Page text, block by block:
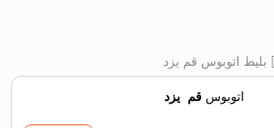
بلیط اتوبوس قم يزد
اتوبوسقم ‌يزد